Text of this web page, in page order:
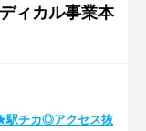
ィカル事業本
駅チカ◎アクセス抜